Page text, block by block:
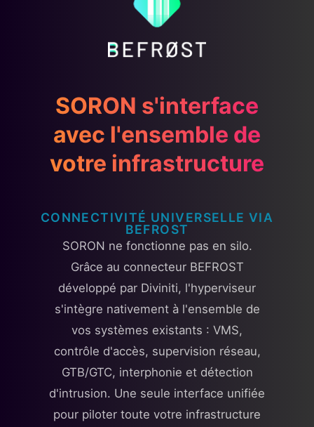
SORON s'interface
avec l'ensemble de
votre infrastructure
CONNECTIVITÉ UNIVERSELLE VIA
BEFROST
SORON ne fonctionne pas en silo.
Grâce au connecteur BEFROST
développé par Diviniti, l'hyperviseur
s'intègre nativement à l'ensemble de
vos systèmes existants : VMS,
contrôle d'accès, supervision réseau,
GTB/GTC, interphonie et détection
d'intrusion. Une seule interface unifiée
pour piloter toute votre infrastructure